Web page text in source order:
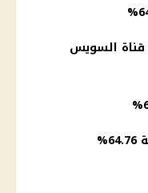
قناة السويس
64.76%